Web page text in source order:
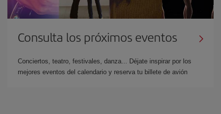
Consulta los próximos eventos
Conciertos, teatro, festivales, danza... Déjate inspirar por los
mejores eventos del calendario y reserva tu billete de avión